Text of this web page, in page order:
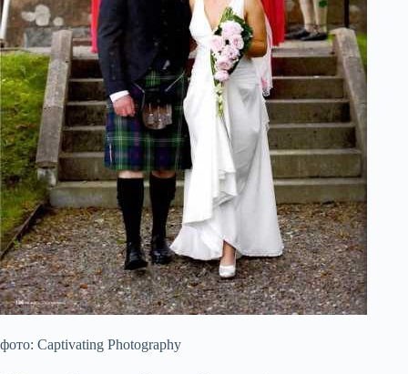
фото: Captivating Photography